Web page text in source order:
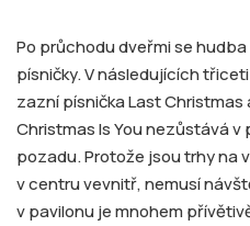
Po průchodu dveřmi se
písničky. V následujících
zazní písnička Last Christmas
Christmas Is You nezůstává
pozadu. Protože jsou trhy na
v centru vevnitř, nemusí
v pavilonu je mnohem